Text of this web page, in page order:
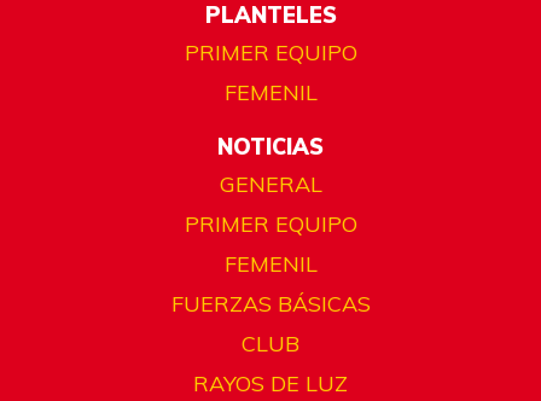
PLANTELES
PRIMER EQUIPO
FEMENIL
NOTICIAS
GENERAL
PRIMER EQUIPO
FEMENIL
FUERZAS BÁSICAS
CLUB
RAYOS DE LUZ